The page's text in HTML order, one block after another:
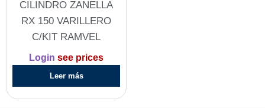
CILINDRO ZANELLA
RX 150 VARILLERO
C/KIT RAMVEL
Login see prices
Leer más